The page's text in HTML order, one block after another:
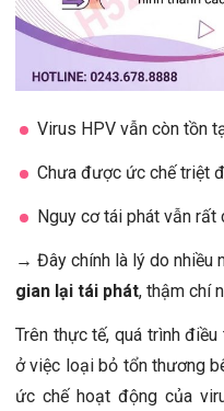
Virus HPV vẫn còn tồn
Chưa được ức chế triệt
Nguy cơ tái phát vẫn rất
→ Đây chính là lý do nhiều
gian lại tái phát, thậm chí
Trên thực tế, quá trình
ở việc loại bỏ tổn thương
ức chế hoạt động của